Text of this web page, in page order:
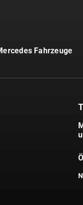
Fahrzeuge